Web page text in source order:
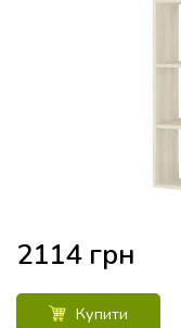
2114 грн
Купити